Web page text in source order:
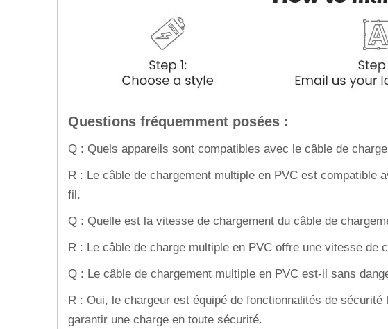
Questions fréquemment posées :
Q : Quels appareils sont compatibles avec le câble de
R : Le câble de chargement multiple en PVC est compatible
fil.
Q : Quelle est la vitesse de chargement du câble de
R : Le câble de charge multiple en PVC offre une vitesse
Q : Le câble de chargement multiple en PVC est-il sans
R : Oui, le chargeur est équipé de fonctionnalités de
garantir une charge en toute sécurité.